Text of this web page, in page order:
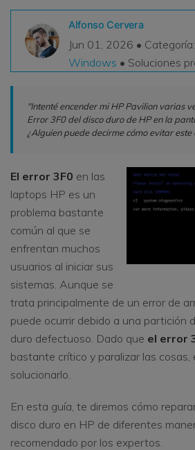
Pruébalo
Recoverit Gratis
Pruébalo
Otros Productos
Repairit - Reparar Datos
UBackit - Respaldar Datos
VER TODAS LAS FUNCIONES
DESCARGAR
search
Alfonso Cervera
Jun 01, 2026 • Categoría:
Windows • Soluciones
"Intenté encender mi HP Pavilion varias
Error 3F0 del disco duro de HP en la
¿Alguien puede decirme cómo evitar este
El error 3F0 en las
laptops HP es un
problema bastante
común al que se
enfrentan muchos
usuarios al iniciar sus
sistemas. Aunque se
trata principalmente de un error de
puede ocurrir debido a una partición
duro defectuoso. Dado que el error
bastante crítico y paralizar las
solucionarlo.
En esta guía, te diremos cómo
disco duro en HP de diferentes
recomendado por los expertos.